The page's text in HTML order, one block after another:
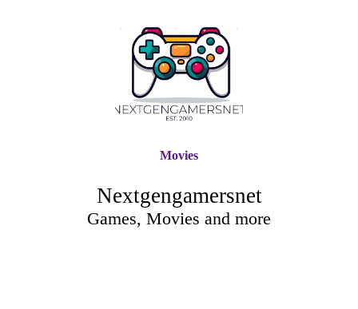
Nextgengamersnet
Games, Movies and more
Movies